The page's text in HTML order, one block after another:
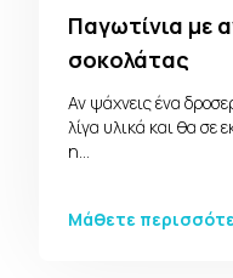
Παγωτίνια με
σοκολάτας
Αν ψάχνεις ένα
λίγα υλικά και θα σε
η…
Μάθετε